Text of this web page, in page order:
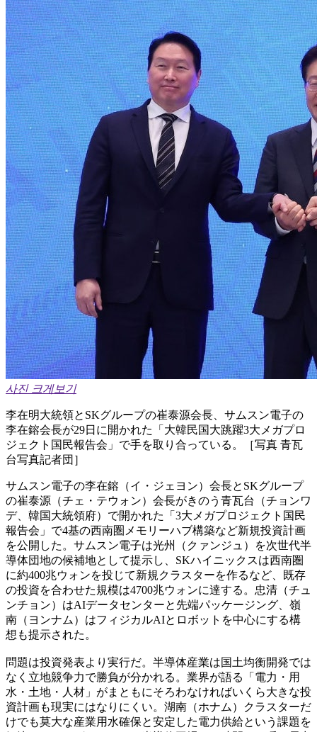
사진 크게보기
李在明大統領とSKグループの崔泰源会長、サムスン電子の
李在鎔会長が29日に開かれた「大韓民国大跳躍3大メガプロ
ジェクト国民報告会」で手を取り合っている。［写真 青瓦
台写真記者団］
サムスン電子の李在鎔（イ・ジェヨン）会長とSKグループ
の崔泰源（チェ・テウォン）会長がきのう青瓦台（チョンワ
デ、韓国大統領府）で開かれた「3大メガプロジェクト国民
報告会」で4基の西南圏メモリーハブ構築など新規投資計画
を公開した。サムスン電子は光州（クァンジュ）を次世代半
導体団地の候補地として提示し、SKハイニックスは西南圏
に約400兆ウォンを投じて新規クラスターを作るなど、既存
の投資を合わせた規模は4700兆ウォンに達する。忠清（チュ
ンチョン）はAIデータセンターと先端パッケージング、嶺
南（ヨンナム）はフィジカルAIとロボットを中心にする構
想も提示された。
問題は投資発表より実行だ。半導体産業は国土均衡開発では
なく立地競争力で勝負が分かれる。業界が語る「電力・用
水・土地・人材」がまともにそろわなければいくら大きな投
資計画も現実にはなりにくい。湖南（ホナム）クラスターだ
けでも莫大な産業用水確保と安定した電力供給という課題を